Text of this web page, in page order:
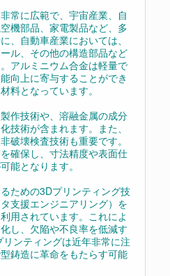
常に広範で、宇宙産業、自
機部品、家電製品など、多
、自動車産業においては、
ル、その他の構造部品など
アルミニウム合金は軽量で
向上に寄与することができ
料となっています。
作技術や、溶融金属の成分
技術が含まれます。また、
破壊検査技術も重要です。
確保し、寸法精度や表面仕
能となります。
ための3Dプリンティング技
支援エンジニアリング）を
用されています。これによ
し、欠陥や不良率を低減す
ンティングは近年非常に注
鋳造に革命をもたらす可能